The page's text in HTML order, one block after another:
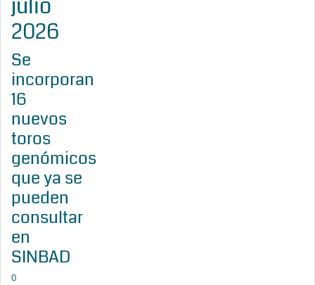
julio
2026
Se
incorporan
16
nuevos
toros
genómicos
que ya se
pueden
consultar
en
SINBAD
0